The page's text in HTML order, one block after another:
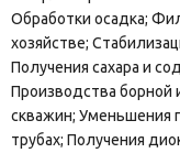
Обработки осадка;
хозяйстве;
Получения сахара и
Производства борной
скважин; Уменьшения
трубах; Получения